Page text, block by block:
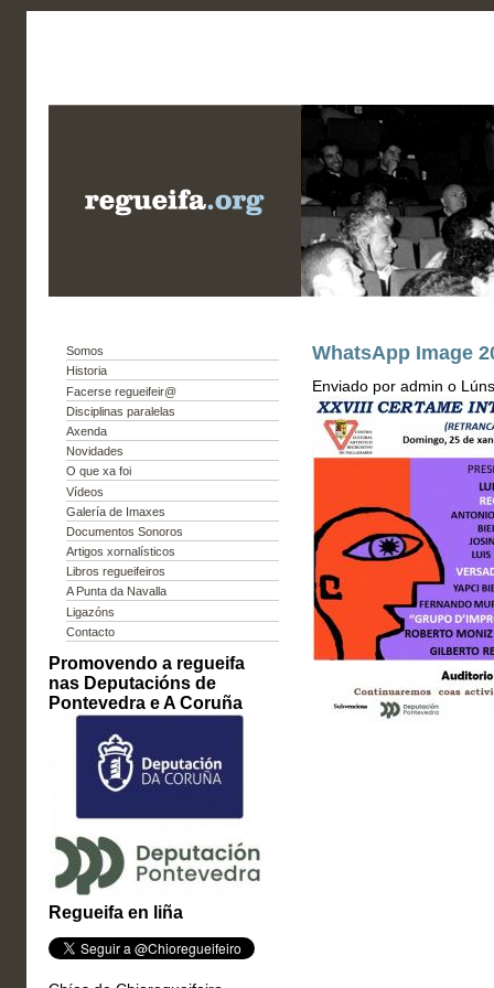
Somos
Historia
Facerse regueifeir@
Disciplinas paralelas
Axenda
Novidades
O que xa foi
Vídeos
Galería de Imaxes
Documentos Sonoros
Artigos xornalísticos
Libros regueifeiros
A Punta da Navalla
Ligazóns
Contacto
Promovendo a regueifa
nas Deputacións de
Pontevedra e A Coruña
Regueifa en liña
WhatsApp Image
Enviado por admin o